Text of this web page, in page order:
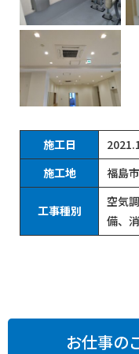
施工日
施工地
福島
工事種別
空気
備、
お仕事の